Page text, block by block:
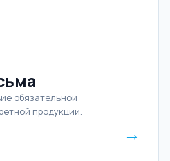
обязательной
продукции.
→